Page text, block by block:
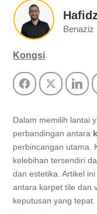
Benaziz
Kongsi
FacebookTwitter
Dalam memilih lantai
perbandingan antara
perbincangan utama.
kelebihan tersendiri
dan estetika. Artikel
antara karpet tile dan
keputusan yang tepat.